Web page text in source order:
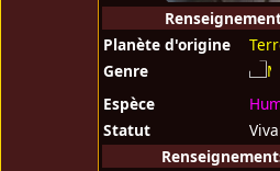
Planète d'origine
Genre
Espèce
Statut